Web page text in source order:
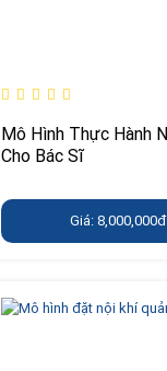
Mô Hình Thực Hành
Cho Bác Sĩ
Giá: 8,000,000đ